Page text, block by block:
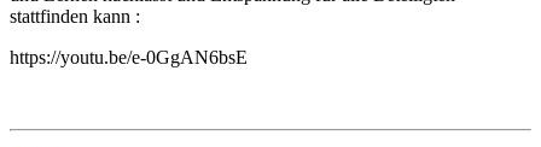
stattfinden kann :
https://youtu.be/e-0GgAN6bsE